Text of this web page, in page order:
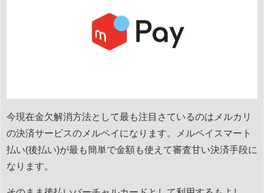
今現在金欠解消方法として最も注目さているのはメルカリ
の決済サービスのメルペイになります。メルペイスマート
払い(後払い)が最も簡単で金額も使えて審査甘い決済手段に
なります。